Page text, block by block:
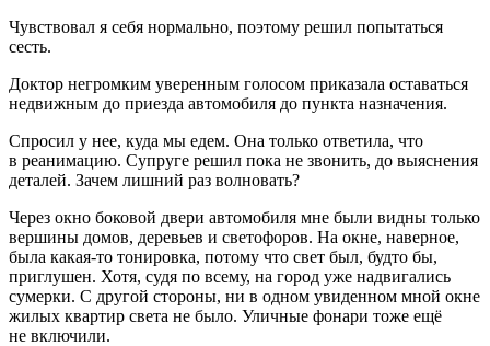
Чувствовал я себя нормально, поэтому решил попытаться
сесть.
Доктор негромким уверенным голосом приказала оставаться
недвижным до приезда автомобиля до пункта назначения.
Спросил у нее, куда мы едем. Она только ответила, что
в реанимацию. Супруге решил пока не звонить, до выяснения
деталей. Зачем лишний раз волновать?
Через окно боковой двери автомобиля мне были видны только
вершины домов, деревьев и светофоров. На окне, наверное,
была какая-то тонировка, потому что свет был, будто бы,
приглушен. Хотя, судя по всему, на город уже надвигались
сумерки. С другой стороны, ни в одном увиденном мной окне
жилых квартир света не было. Уличные фонари тоже ещё
не включили.